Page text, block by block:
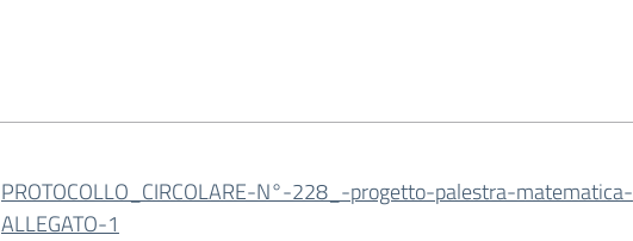
PROTOCOLLO_CIRCOLARE-N°-228_-progetto-palestra-matematica-
ALLEGATO-1